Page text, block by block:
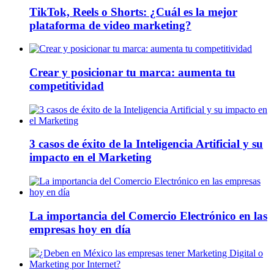
TikTok, Reels o Shorts: ¿Cuál es la mejor
plataforma de video marketing?
Crear y posicionar tu marca: aumenta tu
competitividad
3 casos de éxito de la Inteligencia Artificial y su
impacto en el Marketing
La importancia del Comercio Electrónico en las
empresas hoy en día